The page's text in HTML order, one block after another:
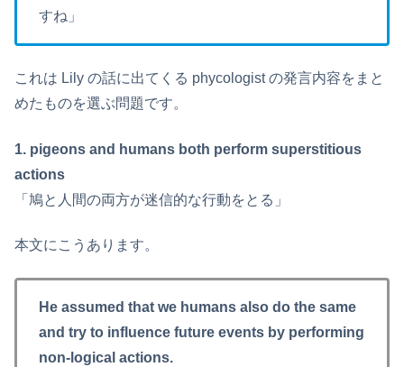
すね」
これは Lily の話に出てくる phycologist の発言内容をまと
めたものを選ぶ問題です。
1. pigeons and humans both perform superstitious
actions
「鳩と人間の両方が迷信的な行動をとる」
本文にこうあります。
He assumed that we humans also do the same
and try to influence future events by performing
non-logical actions.